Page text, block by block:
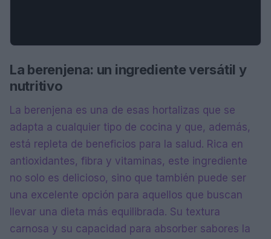
La berenjena: un ingrediente versátil y
nutritivo
La berenjena es una de esas hortalizas que se
adapta a cualquier tipo de cocina y que, además,
está repleta de beneficios para la salud. Rica en
antioxidantes, fibra y vitaminas, este ingrediente
no solo es delicioso, sino que también puede ser
una excelente opción para aquellos que buscan
llevar una dieta más equilibrada. Su textura
carnosa y su capacidad para absorber sabores la